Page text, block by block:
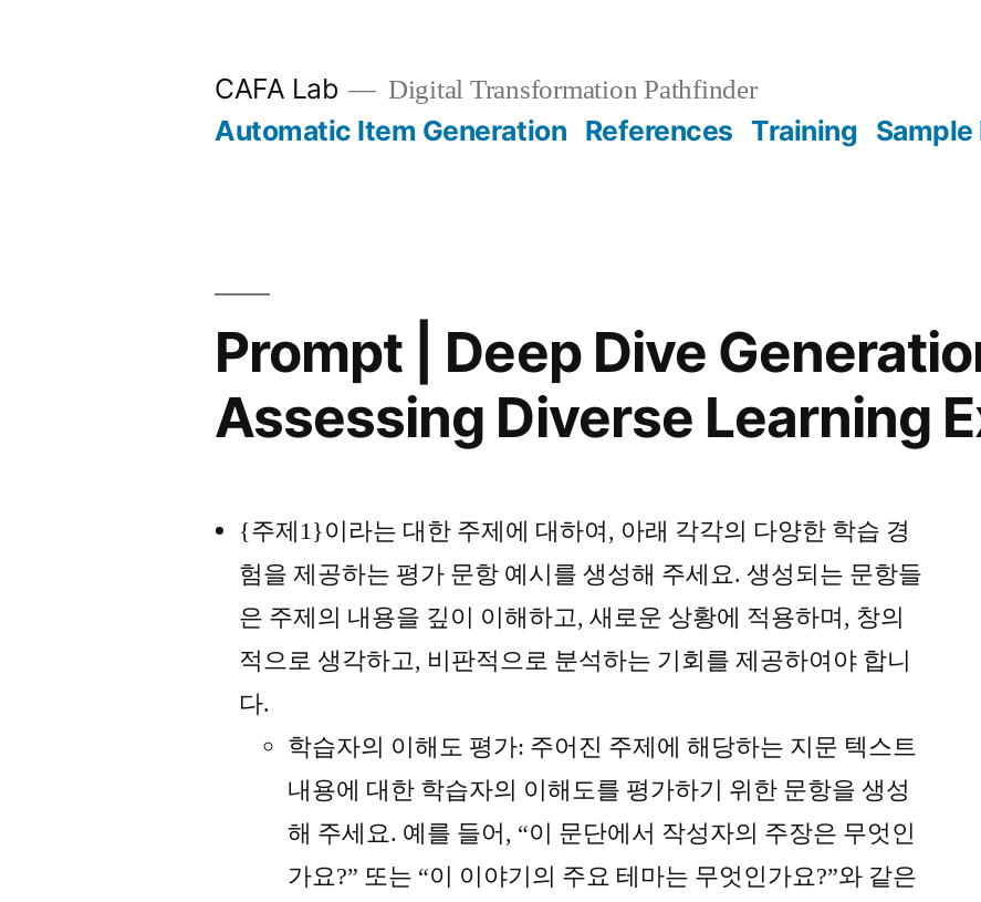
CAFA Lab Digital Transformation Pathfinder
Automatic Item Generation References Training
Prompt | Deep Dive
Assessing Diverse Learning
{주제1}이라는 대한 주제에 대하여, 아래 각각의 다양한 학습 경
험을 제공하는 평가 문항 예시를 생성해 주세요. 생성되는 문항들
은 주제의 내용을 깊이 이해하고, 새로운 상황에 적용하며, 창의
적으로 생각하고, 비판적으로 분석하는 기회를 제공하여야 합니
다.
학습자의 이해도 평가: 주어진 주제에 해당하는 지문 텍스트
내용에 대한 학습자의 이해도를 평가하기 위한 문항을 생성
해 주세요. 예를 들어, “이 문단에서 작성자의 주장은 무엇인
가요?” 또는 “이 이야기의 주요 테마는 무엇인가요?”와 같은